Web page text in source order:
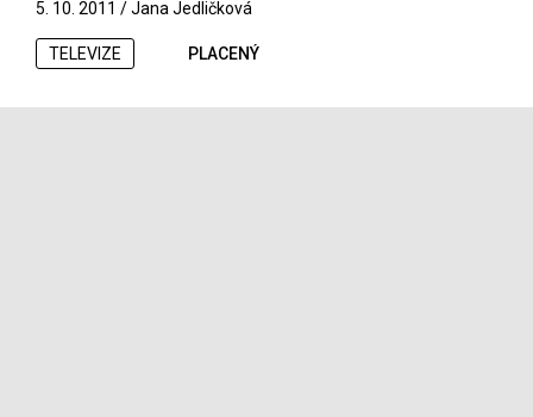
5. 10. 2011 /Jana Jedličková
TELEVIZE PLACENÝ